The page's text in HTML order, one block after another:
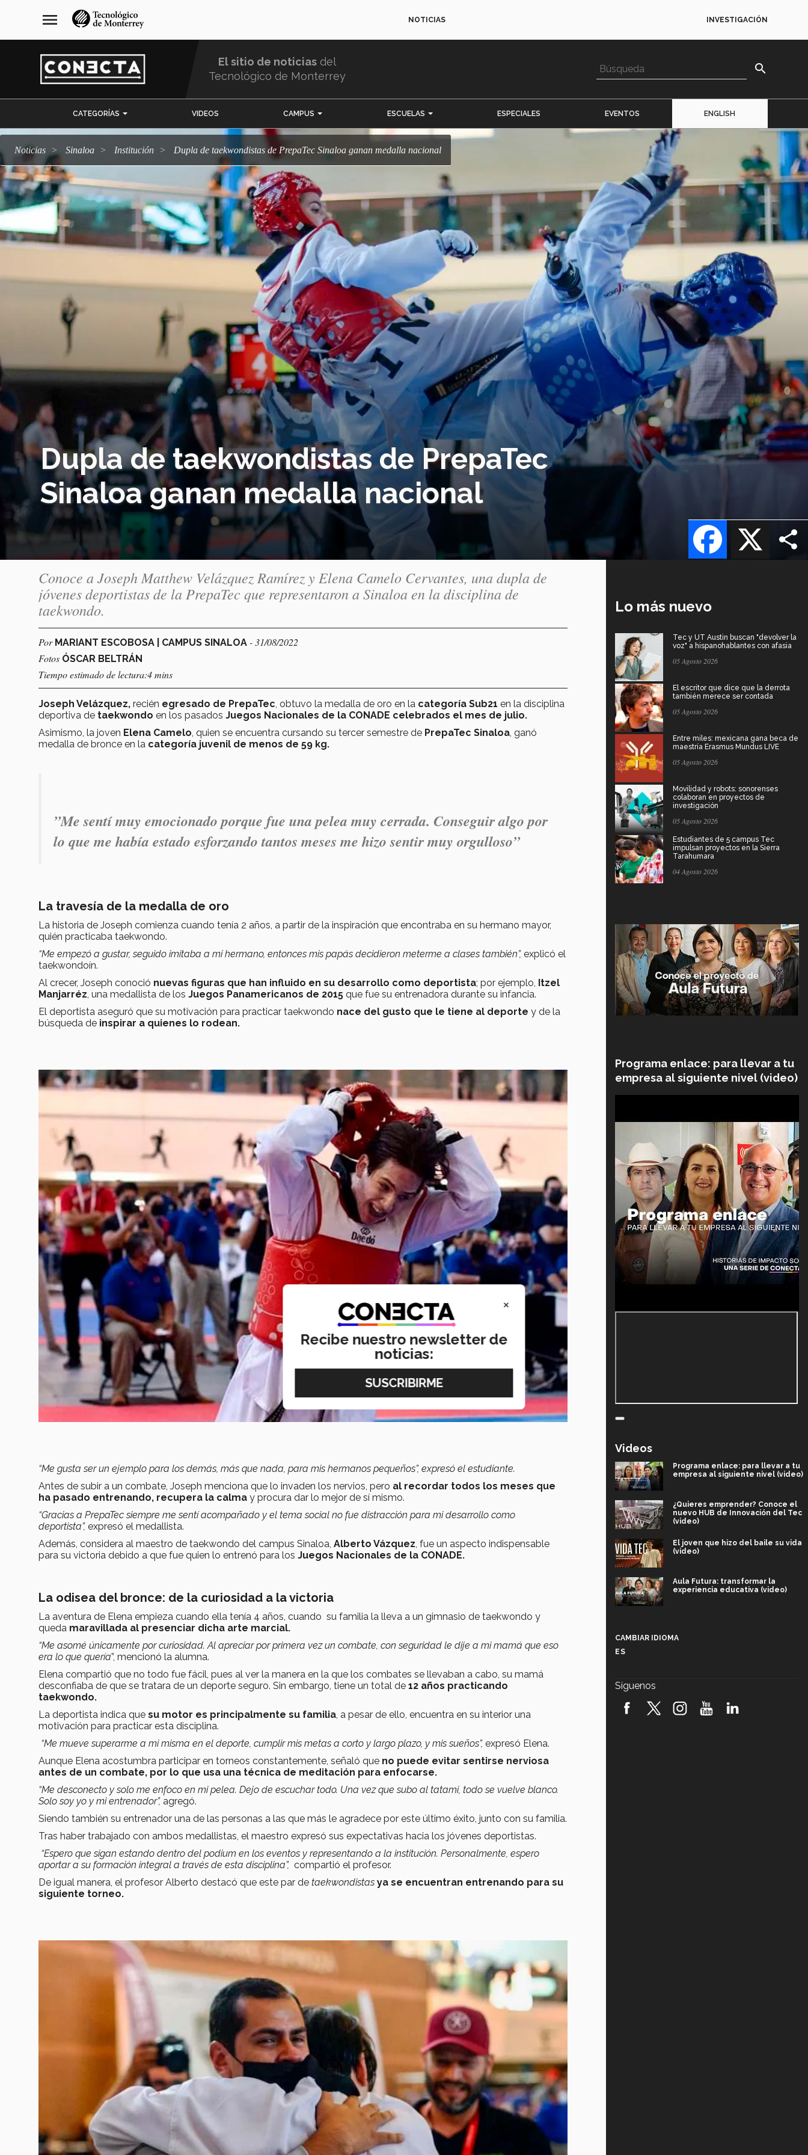
navegación
principal
menu NOTICIAS INVESTIGACIÓN
El sitio de noticias del
Tecnológico de Monterrey
search
CATEGORÍAS VIDEOS CAMPUS ESCUELAS ESPECIALES EVENTOS ENGLISH
Noticias Sinaloa Institución Dupla de taekwondistas de PrepaTec Sinaloa ganan medalla nacional
Dupla de taekwondistas de PrepaTec
Sinaloa ganan medalla nacional
X
Facebook
Conoce a Joseph Matthew Velázquez Ramírez y Elena Camelo Cervantes, una dupla de
jóvenes deportistas de la PrepaTec que representaron a Sinaloa en la disciplina de
taekwondo.
Por MARIANT ESCOBOSA | CAMPUS SINALOA - 31/08/2022
Fotos ÓSCAR BELTRÁN
Tiempo estimado de lectura:4 mins
Joseph Velázquez, recién egresado de PrepaTec , obtuvo la medalla de oro en la categoría Sub21 en la disciplina
deportiva de taekwondo en los pasados Juegos Nacionales de la CONADE celebrados el mes de julio.
Asimismo, la joven Elena Camelo , quien se encuentra cursando su tercer semestre de PrepaTec Sinaloa , ganó
medalla de bronce en la categoría juvenil de menos de 59 kg.
”Me sentí muy emocionado porque fue una pelea muy cerrada. Conseguir algo por
lo que me había estado esforzando tantos meses me hizo sentir muy orgulloso”
La travesía de la medalla de oro
La historia de Joseph comienza cuando tenía 2 años, a partir de la inspiración que encontraba en su hermano mayor,
quién practicaba taekwondo.
“Me empezó a gustar, seguido imitaba a mi hermano, entonces mis papás decidieron meterme a clases también”, explicó el
taekwondoín.
Al crecer, Joseph conoció nuevas figuras que han influido en su desarrollo como deportista; por ejemplo, Itzel
Manjarréz , una medallista de los Juegos Panamericanos de 2015 que fue su entrenadora durante su infancia.
El deportista aseguró que su motivación para practicar taekwondo nace del gusto que le tiene al deporte y de la
búsqueda de inspirar a quienes lo rodean.
“Me gusta ser un ejemplo para los demás, más que nada, para mis hermanos pequeños”, expresó el estudiante.
Antes de subir a un combate, Joseph menciona que lo invaden los nervios, pero al recordar todos los meses que
ha pasado entrenando, recupera la calma y procura dar lo mejor de sí mismo.
“Gracias a PrepaTec siempre me sentí acompañado y el tema social no fue distracción para mi desarrollo como
deportista”, expresó el medallista.
Además, considera al maestro de taekwondo del campus Sinaloa, Alberto Vázquez, fue un aspecto indispensable
para su victoria debido a que fue quien lo entrenó para los Juegos Nacionales de la CONADE.
La odisea del bronce: de la curiosidad a la victoria
La aventura de Elena empieza cuando ella tenía 4 años, cuando su familia la lleva a un gimnasio de taekwondo y
queda maravillada al presenciar dicha arte marcial.
“Me asomé únicamente por curiosidad. Al apreciar por primera vez un combate, con seguridad le dije a mi mamá que eso
era lo que quería”, mencionó la alumna.
Elena compartió que no todo fue fácil, pues al ver la manera en la que los combates se llevaban a cabo, su mamá
desconfiaba de que se tratara de un deporte seguro. Sin embargo, tiene un total de 12 años practicando
taekwondo.
La deportista indica que su motor es principalmente su familia, a pesar de ello, encuentra en su interior una
motivación para practicar esta disciplina.
“Me mueve superarme a mi misma en el deporte, cumplir mis metas a corto y largo plazo, y mis sueños”, expresó Elena.
Aunque Elena acostumbra participar en torneos constantemente, señaló que no puede evitar sentirse nerviosa
antes de un combate, por lo que usa una técnica de meditación para enfocarse.
“Me desconecto y solo me enfoco en mi pelea. Dejo de escuchar todo. Una vez que subo al tatami, todo se vuelve blanco.
Solo soy yo y mi entrenador”, agregó.
Siendo también su entrenador una de las personas a las que más le agradece por este último éxito, junto con su familia.
Tras haber trabajado con ambos medallistas, el maestro expresó sus expectativas hacia los jóvenes deportistas.
“Espero que sigan estando dentro del podium en los eventos y representando a la institución. Personalmente, espero
aportar a su formación integral a través de esta disciplina”, compartió el profesor.
De igual manera, el profesor Alberto destacó que este par de taekwondistas ya se encuentran entrenando para su
siguiente torneo.
Lo más nuevo
Tec y UT Austin buscan "devolver la
voz" a hispanohablantes con afasia
05 Agosto 2026
El escritor que dice que la derrota
también merece ser contada
05 Agosto 2026
Entre miles: mexicana gana beca de
maestría Erasmus Mundus LIVE
05 Agosto 2026
Movilidad y robots: sonorenses
colaboran en proyectos de
investigación
05 Agosto 2026
Estudiantes de 5 campus Tec
impulsan proyectos en la Sierra
Tarahumara
04 Agosto 2026
Programa enlace: para llevar a tu
empresa al siguiente nivel (video)
Videos
Programa enlace: para llevar a tu
empresa al siguiente nivel (video)
¿Quieres emprender? Conoce el
nuevo HUB de Innovación del Tec
(video)
El joven que hizo del baile su vida
(video)
Aula Futura: transformar la
experiencia educativa (video)
robótica FIRST 2026! (video)
CAMBIAR IDIOMA
ES
Síguenos
×
Recibe nuestro newsletter de
noticias: